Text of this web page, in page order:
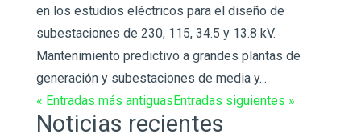
en los estudios eléctricos para el diseño de
subestaciones de 230, 115, 34.5 y 13.8 kV.
Mantenimiento predictivo a grandes plantas de
generación y subestaciones de media y...
« Entradas más antiguasEntradas siguientes »
Noticias recientes